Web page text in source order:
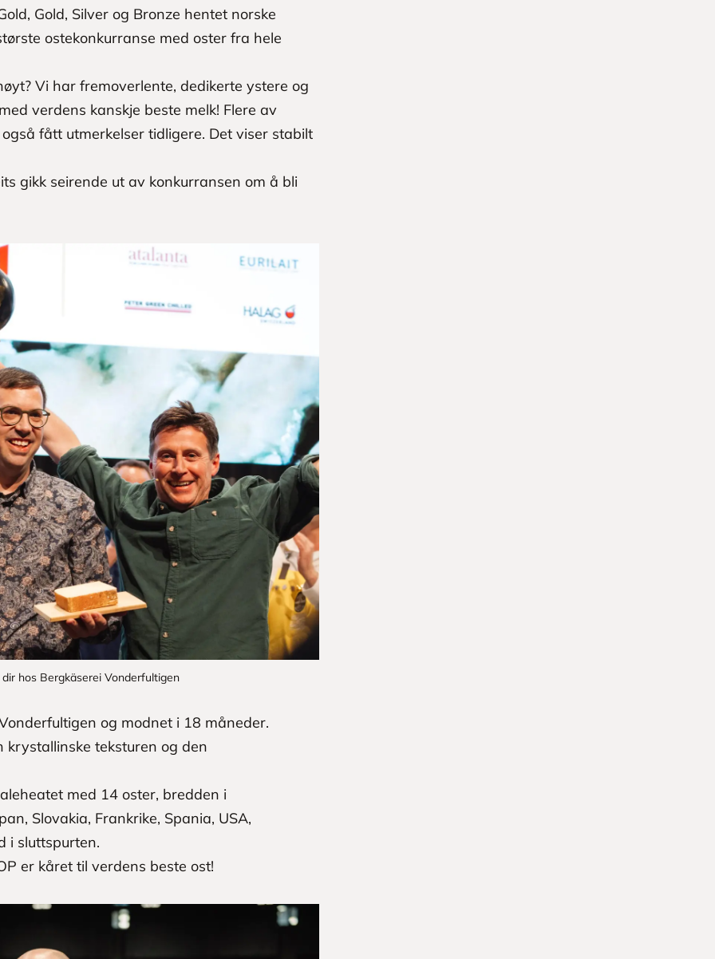
Gold, Silver og Bronze hentet norske
ostekonkurranse med oster fra hele
Vi har fremoverlente, dedikerte ystere og
verdens kanskje beste melk! Flere av
fått utmerkelser tidligere. Det viser stabilt
gikk seirende ut av konkurransen om å bli
hos Bergkäserei Vonderfultigen
og modnet i 18 måneder.
krystallinske teksturen og den
med 14 oster, bredden i
Slovakia, Frankrike, Spania, USA,
i sluttspurten.
er kåret til verdens beste ost!